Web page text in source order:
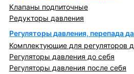
Клапаны подпиточные
Редукторы давления
Регуляторы давления, перепада
Комплектующие для регуляторов
Регуляторы давления до себя
Регуляторы давления после себя